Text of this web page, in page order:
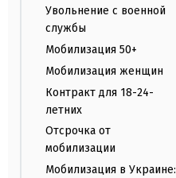
Увольнение с военной
службы
Мобилизация 50+
Мобилизация женщин
Контракт для 18-24-
летних
Отсрочка от
мобилизации
Мобилизация в Украине: